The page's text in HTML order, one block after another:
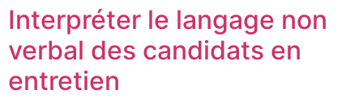
Interpréter le langage non
verbal des candidats en
entretien